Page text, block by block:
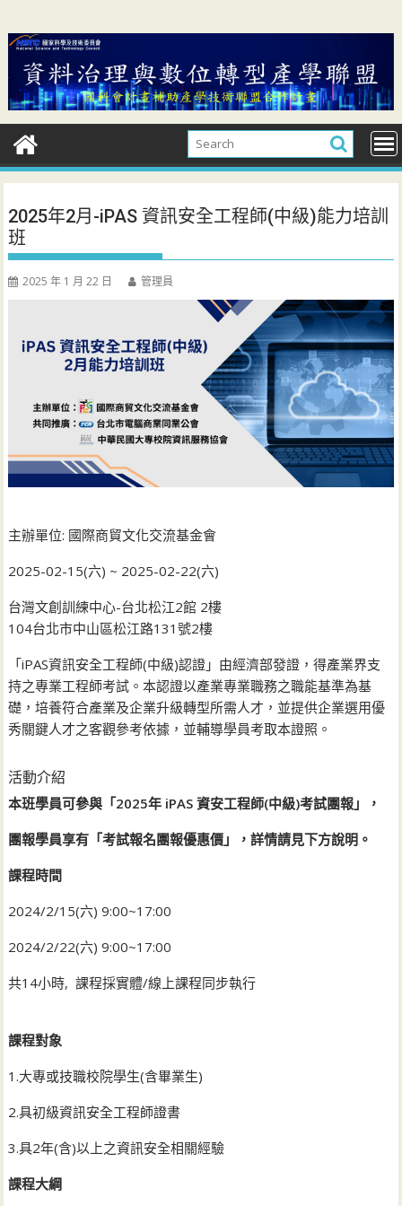
to
content
2025年2月-iPAS 資訊安全工程師(中級)能力培訓
班
2025 年 1 月 22 日 管理員
主辦單位: 國際商貿文化交流基金會
2025-02-15(六) ~ 2025-02-22(六)
台灣文創訓練中心-台北松江2館 2樓
104台北市中山區松江路131號2樓
「iPAS資訊安全工程師(中級)認證」由經濟部發證，得產業界支
持之專業工程師考試。本認證以產業專業職務之職能基準為基
礎，培養符合產業及企業升級轉型所需人才，並提供企業選用優
秀關鍵人才之客觀參考依據，並輔導學員考取本證照。
活動介紹
本班學員可參與「2025年 iPAS 資安工程師(中級)考試團報」，
團報學員享有「考試報名團報優惠價」，詳情請見下方說明。
課程時間
2024/2/15(六) 9:00~17:00
2024/2/22(六) 9:00~17:00
共14小時, 課程採實體/線上課程同步執行
課程對象
1.大專或技職校院學生(含畢業生)
2.具初級資訊安全工程師證書
3.具2年(含)以上之資訊安全相關經驗
課程大綱